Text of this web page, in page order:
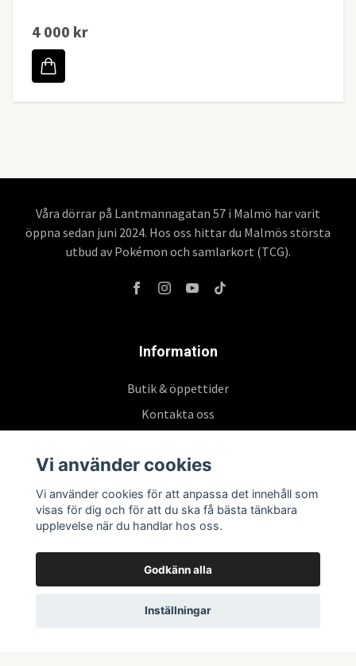
4 000 kr
Våra dörrar på Lantmannagatan 57 i Malmö har varit
öppna sedan juni 2024. Hos oss hittar du Malmös största
utbud av Pokémon och samlarkort (TCG).
Information
Butik & öppettider
Kontakta oss
Prenumerera på vårt nyhetsbrev
Vi använder cookies
Vi använder cookies för att anpassa det innehåll som
visas för dig och för att du ska få bästa tänkbara
upplevelse när du handlar hos oss.
Godkänn alla
Inställningar